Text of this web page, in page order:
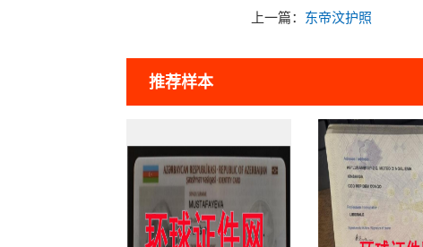
上一篇： 东帝汶护照
推荐样本